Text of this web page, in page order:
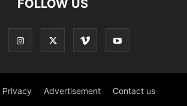
FOLLOW US
Privacy Advertisement Contact us